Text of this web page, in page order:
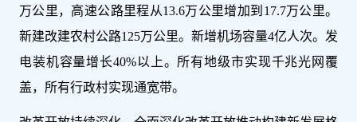
万公里，高速公路里程从13.6万公里增加到17.7万公里。
新建改建农村公路125万公里。新增机场容量4亿人次。发
电装机容量增长40%以上。所有地级市实现千兆光网覆
盖，所有行政村实现通宽带。